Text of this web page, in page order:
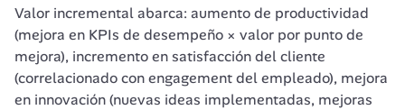
Valor incremental abarca: aumento de productividad
(mejora en KPIs de desempeño × valor por punto de
mejora), incremento en satisfacción del cliente
(correlacionado con engagement del empleado), mejora
en innovación (nuevas ideas implementadas, mejoras